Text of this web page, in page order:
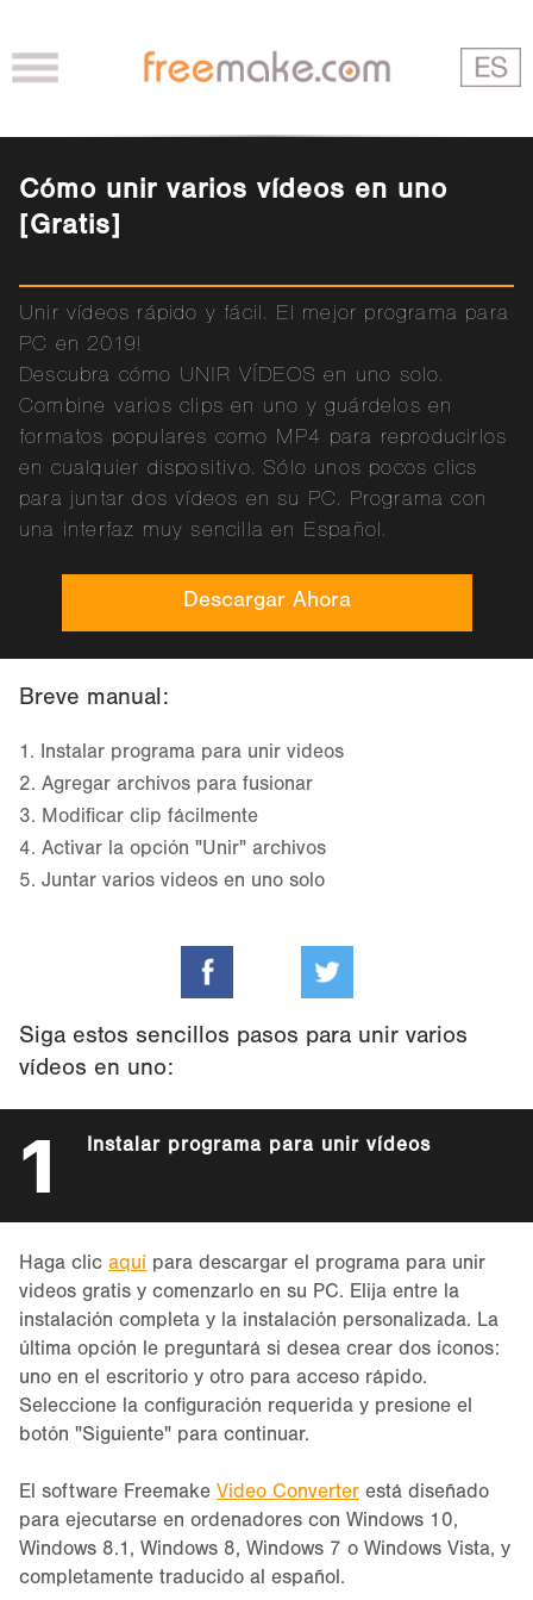
Cómo unir varios vídeos en uno
[Gratis]
Unir vídeos rápido y fácil. El mejor programa para
PC en 2019!
Descubra cómo UNIR VÍDEOS en uno solo.
Combine varios clips en uno y guárdelos en
formatos populares como MP4 para reproducirlos
en cualquier dispositivo. Sólo unos pocos clics
para juntar dos vídeos en su PC. Programa con
una interfaz muy sencilla en Español.
Descargar Ahora
Breve manual:
1. Instalar programa para unir videos
2. Agregar archivos para fusionar
3. Modificar clip fácilmente
4. Activar la opción "Unir" archivos
5. Juntar varios videos en uno solo
Siga estos sencillos pasos para unir varios
vídeos en uno:
1 Instalar programa para unir vídeos
Haga clic aquí para descargar el programa para unir
videos gratis y comenzarlo en su PC. Elija entre la
instalación completa y la instalación personalizada. La
última opción le preguntará si desea crear dos íconos:
uno en el escritorio y otro para acceso rápido.
Seleccione la configuración requerida y presione el
botón "Siguiente" para continuar.
El software Freemake Video Converter está diseñado
para ejecutarse en ordenadores con Windows 10,
Windows 8.1, Windows 8, Windows 7 o Windows Vista, y
completamente traducido al español.